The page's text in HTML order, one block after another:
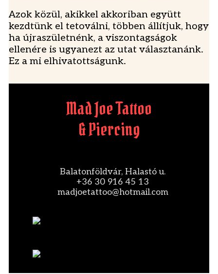
Azok közül, akikkel akkoriban együtt
kezdtünk el tetoválni, többen állítjuk, hogy
ha újraszületnénk, a viszontagságok
ellenére is ugyanezt az utat választanánk.
Ez a mi elhivatottságunk.
Mad Joe Tattoo
& Piercing
Balatonföldvár, Halastó u.
+36 30 916 45 13
madjoetattoo@hotmail.com